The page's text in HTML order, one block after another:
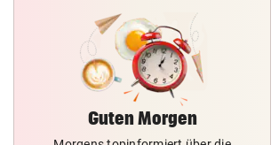
Guten Morgen